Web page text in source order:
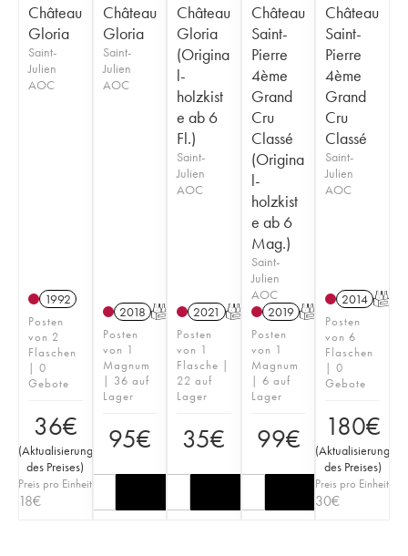
Château
Gloria
Saint-
Julien
AOC
1992
Posten
von 2
Flaschen
| 0
Gebote
36€
(Aktualisierung
des Preises)
Preis pro Einheit
18€
Château
Gloria
Saint-
Julien
AOC
2018 T
Posten
von 1
Magnum
| 36 auf
Lager
95€
Château
Gloria
(Origina
l-
holzkist
e ab 6
Fl.)
Saint-
Julien
AOC
2021 T
Posten
von 1
Flasche |
22 auf
Lager
35€
Château
Saint-
Pierre
4ème
Grand
Cru
Classé
(Origina
l-
holzkist
e ab 6
Mag.)
Saint-
Julien
AOC
2019 T
Posten
von 1
Magnum
| 6 auf
Lager
99€
Château
Saint-
Pierre
4ème
Grand
Cru
Classé
Saint-
Julien
AOC
2014 T
Posten
von 6
Flaschen
| 0
Gebote
180€
(Aktualisierung
des Preises)
Preis pro Einheit
30€